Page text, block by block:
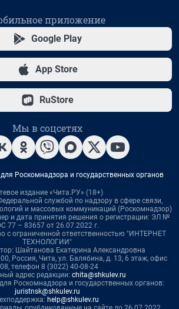
приложение
Google Play
App Store
RuStore
Мы в соцсетях
Роскомнадзора и государственных органов
издание «Чита.РУ» (18+)
службой по надзору в сфере связи,
и массовых коммуникаций (Роскомнадзор)
и дата принятия решения о регистрации: ЭЛ №
77 – 83657 от 26.07.2022 г.
с ограниченной ответственностью "ИНТЕРНЕТ
ТЕХНОЛОГИИ"
Шайтанова Екатерина Александровна
Россия, Чита, ул. Балябина, д. 13, 6 этаж, офис
телефон 8 (3022) 40-08-24
адрес редакции: chita@shkulev.ru
Роскомнадзора и государственных органов:
juristnsk@shkulev.ru
help@shkulev.ru